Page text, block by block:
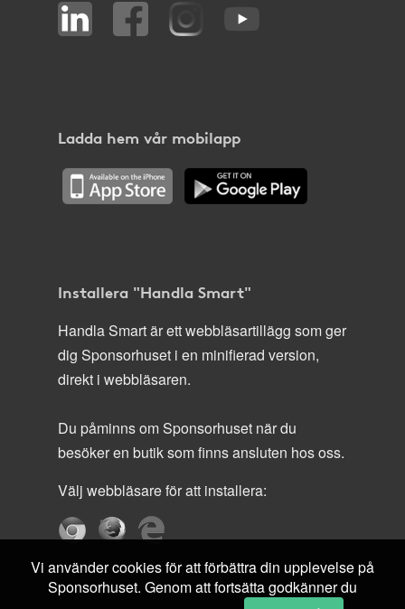
Ladda hem vår mobilapp
Installera "Handla Smart"
Handla Smart är ett webbläsartillägg som ger
dig Sponsorhuset i en minifierad version,
direkt i webbläsaren.
Du påminns om Sponsorhuset när du
besöker en butik som finns ansluten hos oss.
Välj webbläsare för att installera:
Vi använder cookies för att förbättra din upplevelse på
Sponsorhuset. Genom att fortsätta godkänner du